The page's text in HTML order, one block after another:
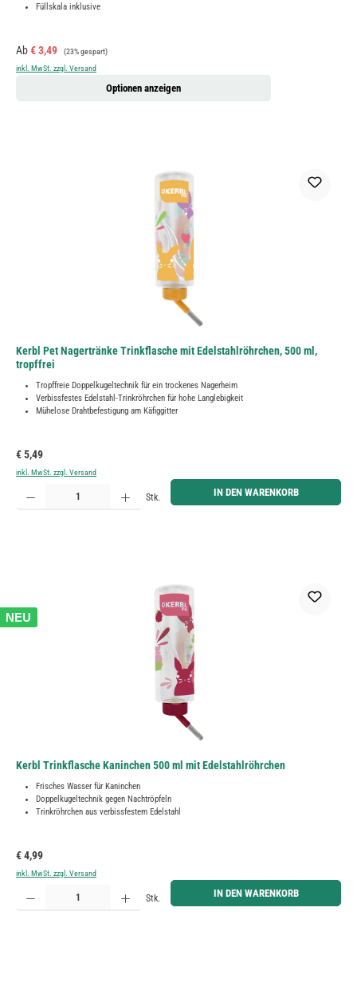
Füllskala inklusive
Verkaufspreis:
Ab€ 3,49 Regulärer Preis:
(23% gespart)
inkl. MwSt. zzgl. Versand
Optionen anzeigen
Kerbl Pet Nagertränke Trinkflasche mit Edelstahlröhrchen, 500 ml,
tropffrei
Tropffreie Doppelkugeltechnik für ein trockenes Nagerheim
Verbissfestes Edelstahl-Trinkröhrchen für hohe Langlebigkeit
Mühelose Drahtbefestigung am Käfiggitter
Regulärer Preis:
€ 5,49
inkl. MwSt. zzgl. Versand
Produkt Anzahl: Gib den gewünschten Wert ein oder benutze die Schaltflächen um die Anzahl zu
Stk. IN DEN WARENKORB
NEU
Kerbl Trinkflasche Kaninchen 500 ml mit Edelstahlröhrchen
Frisches Wasser für Kaninchen
Doppelkugeltechnik gegen Nachtröpfeln
Trinkröhrchen aus verbissfestem Edelstahl
Regulärer Preis:
€ 4,99
inkl. MwSt. zzgl. Versand
Produkt Anzahl: Gib den gewünschten Wert ein oder benutze die Schaltflächen um die Anzahl zu
Stk. IN DEN WARENKORB